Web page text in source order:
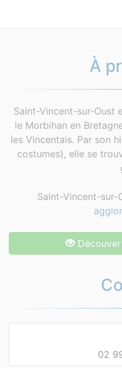
À
Saint-Vincent-sur-Oust
le Morbihan en
les Vincentais. Par son
costumes), elle se
Saint-Vincent-
02